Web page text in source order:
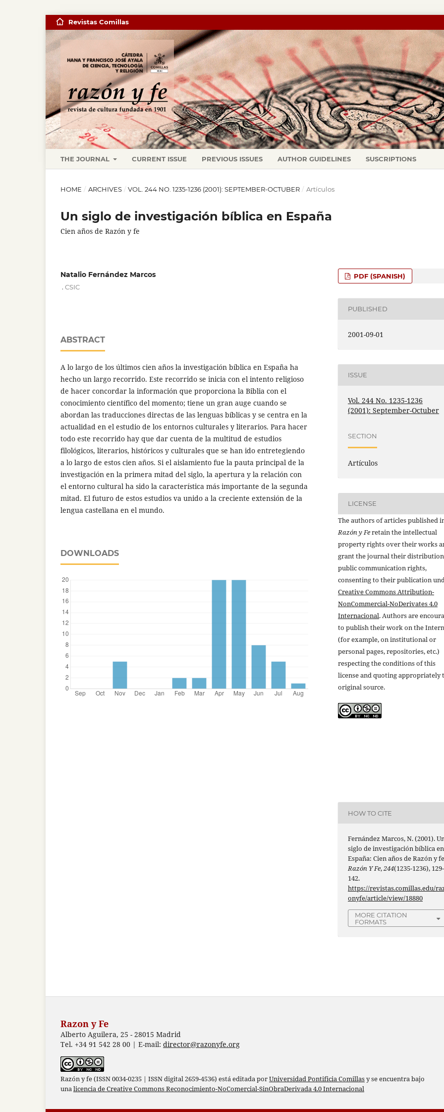
THE JOURNAL CURRENT ISSUE PREVIOUS ISSUES AUTHOR GUIDELINES SUSCRIPTIONS
Revistas Comillas
HOME / ARCHIVES / VOL. 244 NO. 1235-1236 (2001): SEPTEMBER-OCTUBER / Artículos
Un siglo de investigación bíblica en España
Cien años de Razón y fe
Natalio Fernández Marcos
CSIC
ABSTRACT
A lo largo de los últimos cien años la investigación bíblica en España ha
hecho un largo recorrido. Este recorrido se inicia con el intento religioso
de hacer concordar la información que proporciona la Biblia con el
conocimiento científico del momento; tiene un gran auge cuando se
abordan las traducciones directas de las lenguas bíblicas y se centra en la
actualidad en el estudio de los entornos culturales y literarios. Para hacer
todo este recorrido hay que dar cuenta de la multitud de estudios
filológicos, literarios, históricos y culturales que se han ido entretegiendo
a lo largo de estos cien años. Si el aislamiento fue la pauta principal de la
investigación en la primera mitad del siglo, la apertura y la relación con
el entorno cultural ha sido la característica más importante de la segunda
mitad. El futuro de estos estudios va unido a la creciente extensión de la
lengua castellana en el mundo.
DOWNLOADS
PDF (SPANISH)
PUBLISHED
2001-09-01
ISSUE
Vol. 244 No. 1235-1236
(2001): September-Octuber
SECTION
Artículos
LICENSE
The authors of articles published
Razón y Feretain the intellectual
property rights over their works
grant the journal their
public communication rights,
consenting to their publication
Creative Commons Attribution-
NonCommercial-NoDerivates 4.0
Internacional. Authors are
to publish their work on the
(for example, on institutional or
personal pages, repositories, etc.)
respecting the conditions of this
license and quoting appropriately
original source.
HOW TO CITE
Fernández Marcos, N. (2001).
siglo de investigación bíblica en
España: Cien años de Razón y
Razón Y Fe,244(1235-1236), 129-
142.
https://revistas.comillas.edu/
onyfe/article/view/18880
MORE CITATION
FORMATS
Razon y Fe
Alberto Aguilera, 25 - 28015 Madrid
Tel. +34 91 542 28 00 | E-mail: director@razonyfe.org
Razón y fe (ISSN 0034-0235 | ISSN digital 2659-4536) está editada porUniversidad Pontificia Comillasy se encuentra bajo
unalicencia de Creative Commons Reconocimiento-NoComercial-SinObraDerivada 4.0 Internacional